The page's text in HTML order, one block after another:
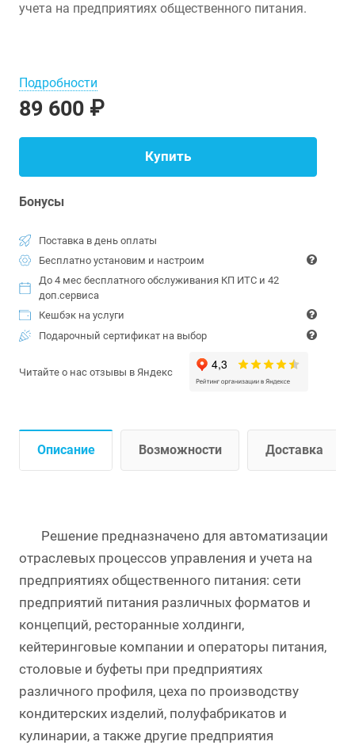
учета на предприятиях общественного питания.
Подробности
89 600 ₽
Купить
Бонусы
Поставка в день оплаты
Бесплатно установим и настроим
До 4 мес бесплатного обслуживания КП ИТС и 42
доп.сервиса
Кешбэк на услуги
Подарочный сертификат на выбор
Читайте о нас отзывы в Яндекс
Описание Возможности Доставка
Решение предназначено для автоматизации
отраслевых процессов управления и учета на
предприятиях общественного питания: сети
предприятий питания различных форматов и
концепций, ресторанные холдинги,
кейтеринговые компании и операторы питания,
столовые и буфеты при предприятиях
различного профиля, цеха по производству
кондитерских изделий, полуфабрикатов и
кулинарии, а также другие предприятия